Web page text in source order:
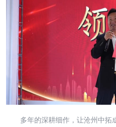
多年的深耕细作，让沧州中拓成